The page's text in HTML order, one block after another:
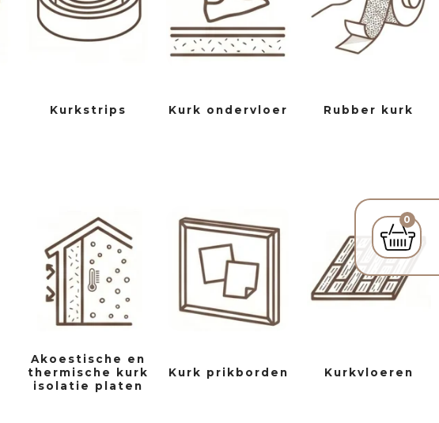
0
Kurkstrips Kurk ondervloer Rubber kurk
Akoestische en
thermische kurk
isolatie platen
Kurk prikborden Kurkvloeren